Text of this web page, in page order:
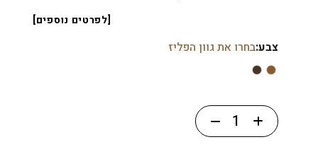
[לפרטים נוספים]
צבע:בחרו את גוון הפליז
כמות
של